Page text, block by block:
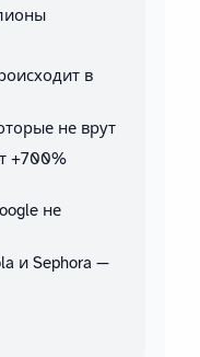
в
не врут
+700%
не
и Sephora —